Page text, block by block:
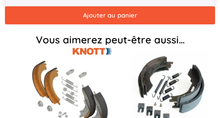
frein
Ajouter au panier
Vous aimerez peut-être aussi…